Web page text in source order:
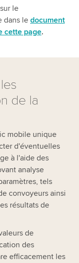
le
dans le document
cette page.
de la
mobile unique
d'éventuelles
à l'aide des
analyse
tels
convoyeurs ainsi
résultats de
de
des
efficacement les